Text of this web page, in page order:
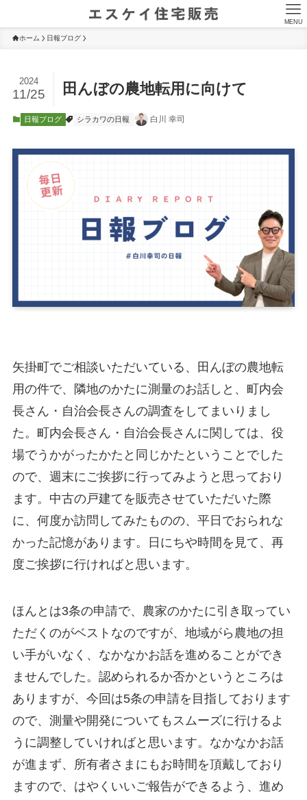
MENU
ホーム 日報ブログ
田んぼの農地転用に向けて
2024
11/25
日報ブログ シラカワの日報 白川 幸司
矢掛町でご相談いただいている、田んぼの農地転
用の件で、隣地のかたに測量のお話しと、町内会
長さん・自治会長さんの調査をしてまいりまし
た。町内会長さん・自治会長さんに関しては、役
場でうかがったかたと同じかたということでした
ので、週末にご挨拶に行ってみようと思っており
ます。中古の戸建てを販売させていただいた際
に、何度か訪問してみたものの、平日でおられな
かった記憶があります。日にちや時間を見て、再
度ご挨拶に行ければと思います。
ほんとは3条の申請で、農家のかたに引き取ってい
ただくのがベストなのですが、地域がら農地の担
い手がいなく、なかなかお話を進めることができ
ませんでした。認められるか否かというところは
ありますが、今回は5条の申請を目指しております
ので、測量や開発についてもスムーズに行けるよ
うに調整していければと思います。なかなかお話
が進まず、所有者さまにもお時間を頂戴しており
ますので、はやくいいご報告ができるよう、進め